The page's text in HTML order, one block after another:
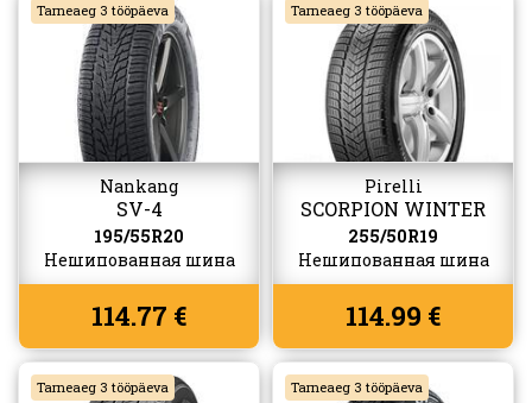
Tarneaeg 3 tööpäeva
Nankang
SV-4
195/55R20
Нешипованная шина
114.77 €
Tarneaeg 3 tööpäeva
Pirelli
SCORPION WINTER
255/50R19
Нешипованная шина
114.99 €
Tarneaeg 3 tööpäeva Tarneaeg 3 tööpäeva